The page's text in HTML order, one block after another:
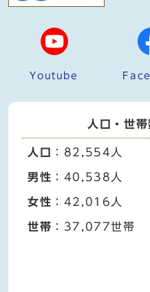
Youtube
人口・世帯
人口 ：82,554人
男性 ：40,538人
女性 ：42,016人
世帯 ：37,077世帯